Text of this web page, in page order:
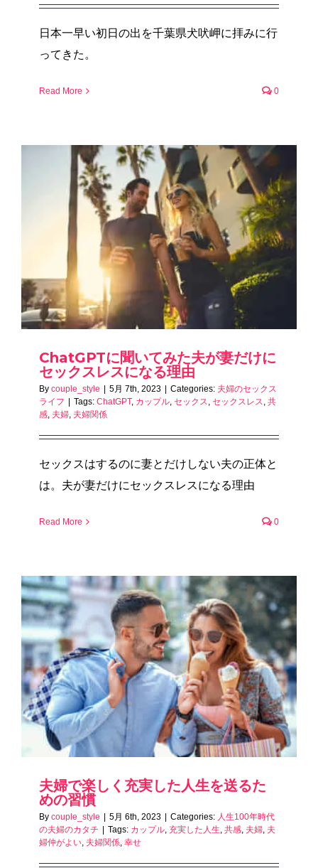
日本一早い初日の出を千葉県犬吠岬に拝みに行
ってきた。
Read More 0
ChatGPTに聞いてみた夫が妻だけに
セックスレスになる理由
By couple_style 5月 7th, 2023 Categories: 夫婦のセックス
ライフ
Tags: ChatGPT, カップル, セックス, セックスレス, 共
感, 夫婦, 夫婦関係
セックスはするのに妻とだけしない夫の正体と
は。夫が妻だけにセックスレスになる理由
Read More 0
夫婦で楽しく充実した人生を送るた
めの習慣
By couple_style 5月 6th, 2023 Categories: 人生100年時代
の夫婦のカタチ
Tags: カップル, 充実した人生, 共感, 夫婦, 夫
婦仲がよい, 夫婦関係, 幸せ